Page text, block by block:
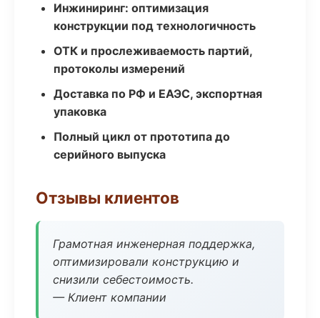
Инжиниринг: оптимизация
конструкции под технологичность
ОТК и прослеживаемость партий,
протоколы измерений
Доставка по РФ и ЕАЭС, экспортная
упаковка
Полный цикл от прототипа до
серийного выпуска
Отзывы клиентов
Грамотная инженерная поддержка,
оптимизировали конструкцию и
снизили себестоимость.
— Клиент компании